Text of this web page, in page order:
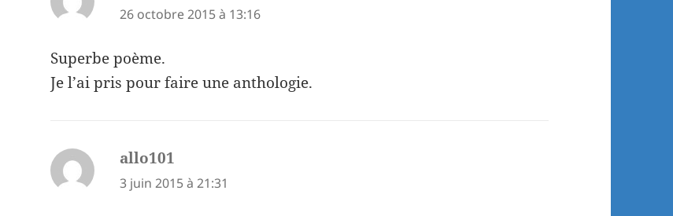
26 octobre 2015 à 13:16
Superbe poème.
Je l’ai pris pour faire une anthologie.
allo101
3 juin 2015 à 21:31